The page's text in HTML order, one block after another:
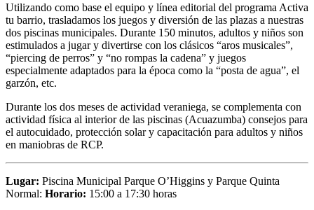
Utilizando como base el equipo y línea editorial del programa Activa
tu barrio, trasladamos los juegos y diversión de las plazas a nuestras
dos piscinas municipales. Durante 150 minutos, adultos y niños son
estimulados a jugar y divertirse con los clásicos “aros musicales”,
“piercing de perros” y “no rompas la cadena” y juegos
especialmente adaptados para la época como la “posta de agua”, el
garzón, etc.
Durante los dos meses de actividad veraniega, se complementa con
actividad física al interior de las piscinas (Acuazumba) consejos para
el autocuidado, protección solar y capacitación para adultos y niños
en maniobras de RCP.
Lugar: Piscina Municipal Parque O’Higgins y Parque Quinta
Normal: Horario: 15:00 a 17:30 horas